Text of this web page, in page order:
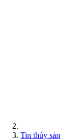
Tin thủy sản